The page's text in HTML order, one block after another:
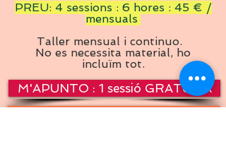
PREU: 4 sessions : 6 hores : 45 € /
mensuals
Taller mensual i continuo.
No es necessita material, ho
incluïm tot.
M'APUNTO : 1 sessió GRATUÏTA